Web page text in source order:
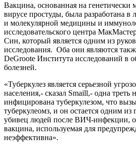
Вакцина, основанная на
вирусе простуды, была разработана в
и молекулярной медицины и
исследовательского центра
Син, который является одним из
исследования. Оба они являются
DeGroote Института исследований в
болезней.
«Туберкулез является серьезной
населения,- сказал Smaill,- одна треть
инфицирована туберкулезом, что
туберкулеомз, и он остается одним
убивец людей после ВИЧ-инфекции,
вакцина, используемая для
неэффективна».